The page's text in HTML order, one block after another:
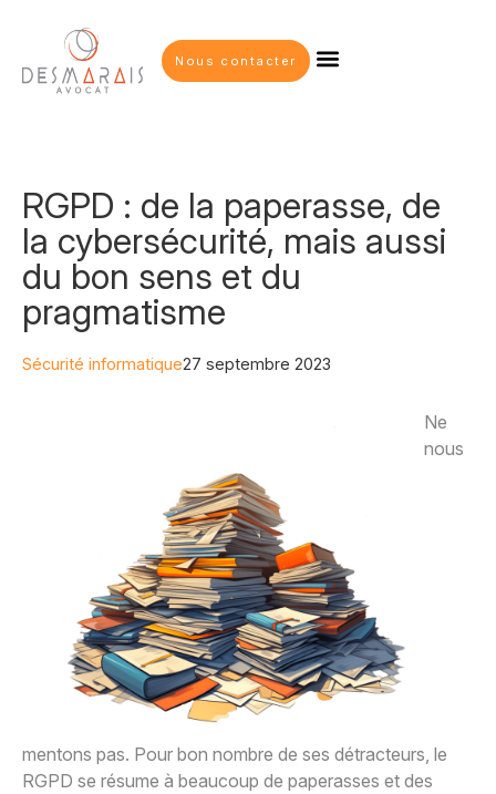
Nous contacter
RGPD : de la paperasse, de
la cybersécurité, mais aussi
du bon sens et du
pragmatisme
Sécurité informatique27 septembre 2023
Ne
nous
mentons pas. Pour bon nombre de ses détracteurs, le
RGPD se résume à beaucoup de paperasses et des